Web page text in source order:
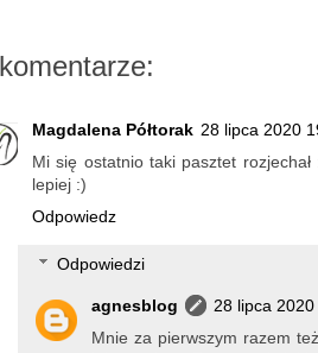
Magdalena Półtorak 28 lipca 2020
Mi się ostatnio taki pasztet
lepiej :)
Odpowiedz
Odpowiedzi
agnesblog
28 lipca
Mnie za pierwszym razem